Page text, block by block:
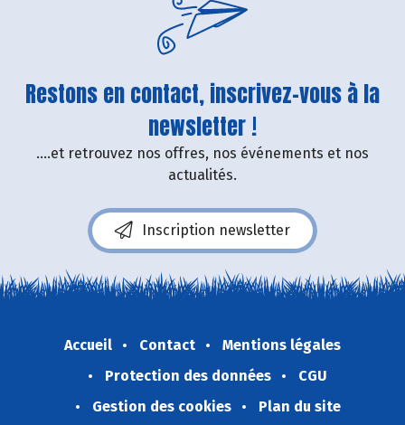
Restons en contact, inscrivez-vous à la
newsletter !
....et retrouvez nos offres, nos événements et nos
actualités.
Inscription newsletter
Accueil Contact
Mentions légales
Protection des données
CGU
Gestion des cookies
Plan du site